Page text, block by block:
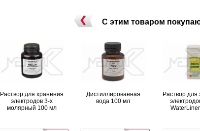
С этим товаром
Раствор для хранения
электродов 3-х
молярный 100 мл
Дистиллированная
вода 100 мл
Раствор для